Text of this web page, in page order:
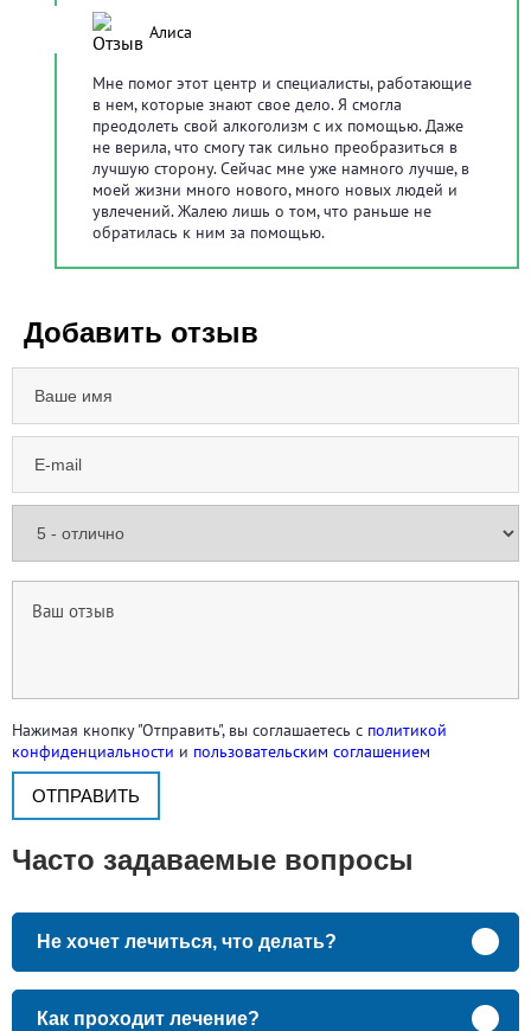
Алиса
Мне помог этот центр и специалисты, работающие
в нем, которые знают свое дело. Я смогла
преодолеть свой алкоголизм с их помощью. Даже
не верила, что смогу так сильно преобразиться в
лучшую сторону. Сейчас мне уже намного лучше, в
моей жизни много нового, много новых людей и
увлечений. Жалею лишь о том, что раньше не
обратилась к ним за помощью.
Добавить отзыв
Нажимая кнопку "Отправить", вы соглашаетесь с политикой
конфиденциальности и пользовательским соглашением
Часто задаваемые вопросы
Не хочет лечиться, что делать?
Как проходит лечение?